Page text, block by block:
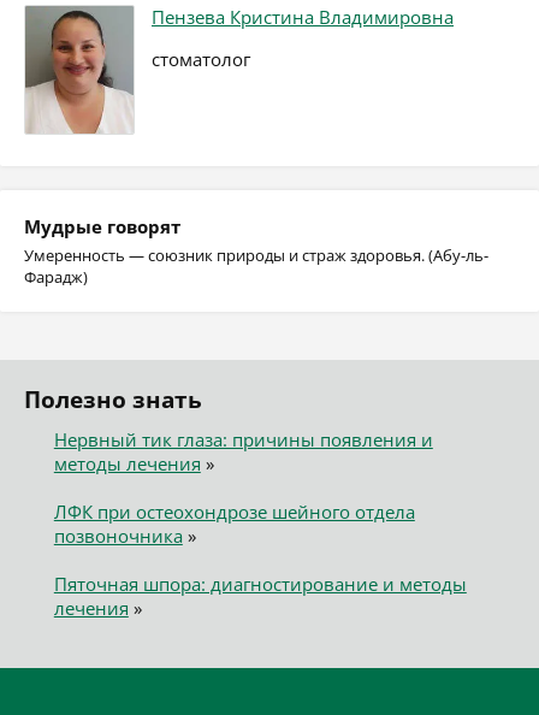
Пензева Кристина Владимировна
стоматолог
Мудрые говорят
Умеренность — союзник природы и страж здоровья. (Абу-ль-
Фарадж)
Полезно знать
Нервный тик глаза: причины появления и
методы лечения »
ЛФК при остеохондрозе шейного отдела
позвоночника»
Пяточная шпора: диагностирование и методы
лечения »